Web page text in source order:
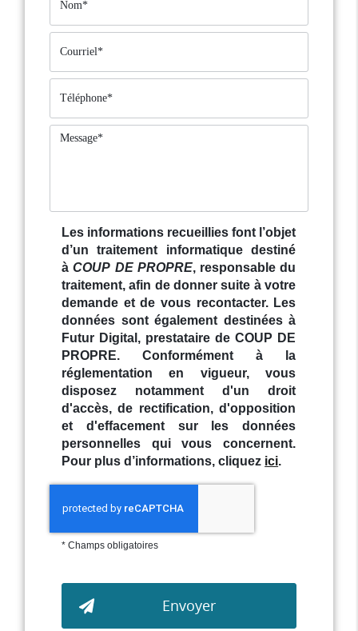
Les informations recueillies font l’objet
d’un traitement informatique destiné
à COUP DE PROPRE, responsable du
traitement, afin de donner suite à votre
demande et de vous recontacter. Les
données sont également destinées à
Futur Digital, prestataire de COUP DE
PROPRE. Conformément à la
réglementation en vigueur, vous
disposez notamment d'un droit
d'accès, de rectification, d'opposition
et d'effacement sur les données
personnelles qui vous concernent.
Pour plus d’informations, cliquez ici.
*Champs obligatoires